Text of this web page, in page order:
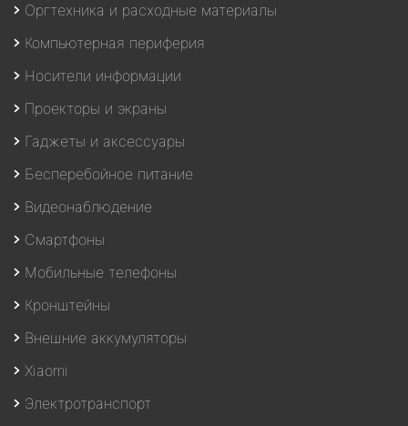
Оргтехника и расходные материалы
Компьютерная периферия
Носители информации
Проекторы и экраны
Гаджеты и аксессуары
Бесперебойное питание
Видеонаблюдение
Смартфоны
Мобильные телефоны
Кронштейны
Внешние аккумуляторы
Xiaomi
Электротранспорт